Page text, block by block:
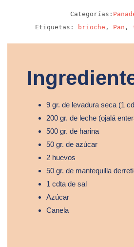
Categorías:
Etiquetas:
brioche , Pan ,
9 gr. de levadura seca (1
200 gr. de leche (ojalá
500 gr. de harina
50 gr. de azúcar
2 huevos
50 gr. de mantequilla
1 cdta de sal
Azúcar
Canela